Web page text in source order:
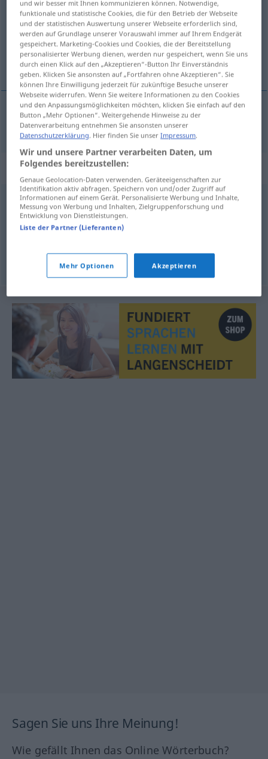
Übersicht aller Übersetzungen
(Für mehr Details die Übersetzung anklicken/antippen)
nezaket
nezaket Höflichkeit
Synonyme für "Höflichkeit"
Anstand,Schliff
© OpenThesaurus.de
Sagen Sie uns Ihre Meinung!
Wie gefällt Ihnen das Online Wörterbuch?
und wir besser mit Ihnen kommunizieren können. Notwendige,
funktionale und statistische Cookies, die für den Betrieb der Webseite
und der statistischen Auswertung unserer Webseite erforderlich sind,
werden auf Grundlage unserer Vorauswahl immer auf Ihrem Endgerät
gespeichert. Marketing-Cookies und Cookies, die der Bereitstellung
personalisierter Werbung dienen, werden nur gespeichert, wenn Sie uns
durch einen Klick auf den „Akzeptieren“-Button Ihr Einverständnis
geben. Klicken Sie ansonsten auf „Fortfahren ohne Akzeptieren“. Sie
können Ihre Einwilligung jederzeit für zukünftige Besuche unserer
Webseite widerrufen. Wenn Sie weitere Informationen zu den Cookies
und den Anpassungsmöglichkeiten möchten, klicken Sie einfach auf den
Button „Mehr Optionen“. Weitergehende Hinweise zu der
Datenverarbeitung entnehmen Sie ansonsten unserer
Datenschutzerklärung. Hier finden Sie unserImpressum.
Wir und unsere Partner verarbeiten Daten, um
Folgendes bereitzustellen:
Genaue Geolocation-Daten verwenden. Geräteeigenschaften zur
Identifikation aktiv abfragen. Speichern von und/oder Zugriff auf
Informationen auf einem Gerät. Personalisierte Werbung und Inhalte,
Messung von Werbung und Inhalten, Zielgruppenforschung und
Entwicklung von Dienstleistungen.
Liste der Partner (Lieferanten)
Mehr Optionen Akzeptieren